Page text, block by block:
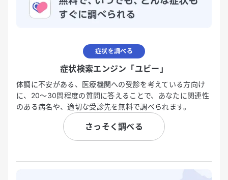
症状を調べる
症状検索エンジン「ユビー」
体調に不安がある、医療機関への受診を考えている方向け
に、20〜30問程度の質問に答えることで、あなたに関連性
のある病名や、適切な受診先を無料で調べられます。
さっそく調べる